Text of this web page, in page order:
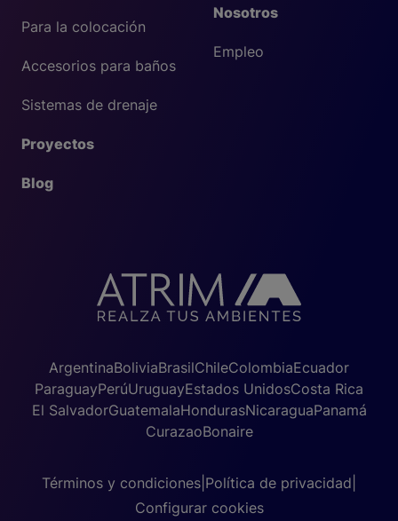
Nosotros
Empleo
Para la colocación
Accesorios para baños
Sistemas de drenaje
Proyectos
Blog
ArgentinaBoliviaBrasilChileColombiaEcuador
ParaguayPerúUruguayEstados UnidosCosta Rica
El SalvadorGuatemalaHondurasNicaraguaPanamá
CurazaoBonaire
Términos y condiciones Política de privacidad
Configurar cookies